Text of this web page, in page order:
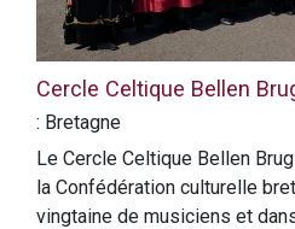
Cercle Celtique Bellen
: Bretagne
Le Cercle Celtique Bellen
la Confédération culturelle
vingtaine de musiciens et